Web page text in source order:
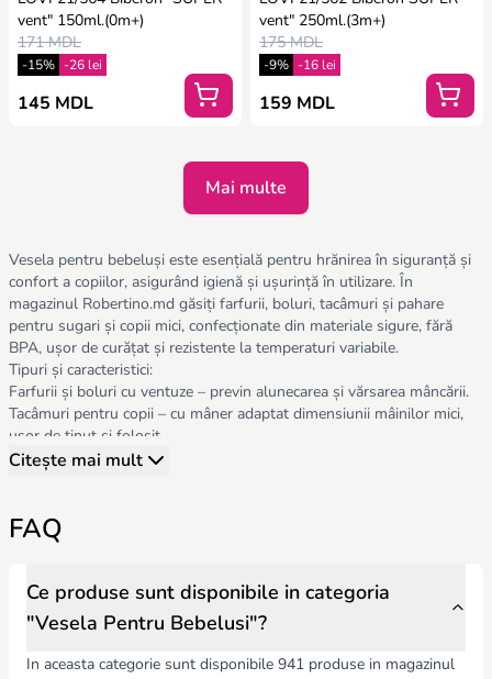
vent" 150ml.(0m+)
171 MDL
-15% -26 lei
145 MDL
vent" 250ml.(3m+)
175 MDL
-9% -16 lei
159 MDL
Mai multe
Vesela pentru bebeluși este esențială pentru hrănirea în siguranță și
confort a copiilor, asigurând igienă și ușurință în utilizare. În
magazinul Robertino.md găsiți farfurii, boluri, tacâmuri și pahare
pentru sugari și copii mici, confecționate din materiale sigure, fără
BPA, ușor de curățat și rezistente la temperaturi variabile.
Tipuri și caracteristici:
Farfurii și boluri cu ventuze – previn alunecarea și vărsarea mâncării.
Tacâmuri pentru copii – cu mâner adaptat dimensiunii mâinilor mici,
ușor de ținut și folosit.
Pahare și canuțe – cu capac, pai sau cu trepte anti-scurgere, pentru
Siguranță – materiale non-toxice, fără BPA, colțuri rotunjite și fără
componente mici detașabile.
ușor de folosit.
Funcționalitate – compatibilă cu mașina de spălat vase, rezistentă la
temperaturi ridicate, ușor de depozitat.
Design – culori și imprimeuri atractive, stimularea interesului copilului
Citește mai mult
FAQ
Ce produse sunt disponibile in categoria
"Vesela Pentru Bebelusi"?
In aceasta categorie sunt disponibile 941 produse in magazinul